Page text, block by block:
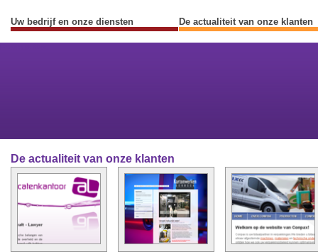
Uw bedrijf en onze diensten De actualiteit van onze klanten
De actualiteit van onze klanten